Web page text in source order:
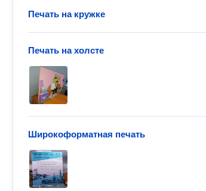
Печать на кружке
Печать на холсте
Широкоформатная печать